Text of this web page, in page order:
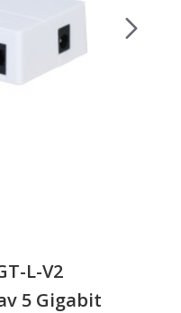
L-V2
5 Gigabit